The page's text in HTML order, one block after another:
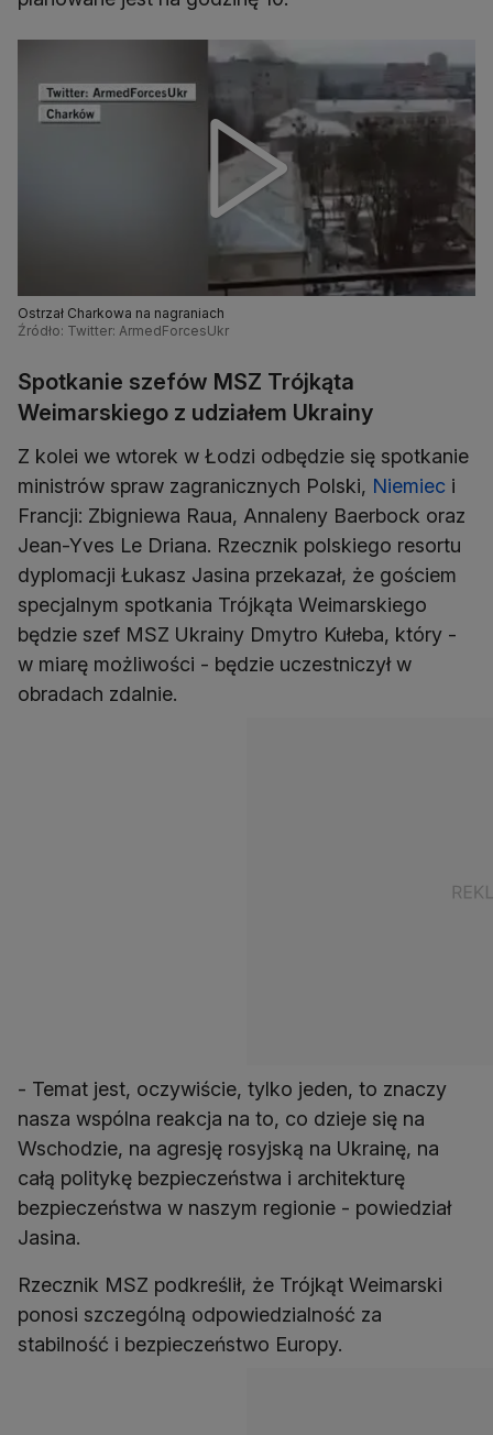
Ostrzał Charkowa na nagraniach
Źródło: Twitter: ArmedForcesUkr
Spotkanie szefów MSZ Trójkąta
Weimarskiego z udziałem Ukrainy
Z kolei we wtorek w Łodzi odbędzie się spotkanie
ministrów spraw zagranicznych Polski, Niemiec i
Francji: Zbigniewa Raua, Annaleny Baerbock oraz
Jean-Yves Le Driana. Rzecznik polskiego resortu
dyplomacji Łukasz Jasina przekazał, że gościem
specjalnym spotkania Trójkąta Weimarskiego
będzie szef MSZ Ukrainy Dmytro Kułeba, który -
w miarę możliwości - będzie uczestniczył w
obradach zdalnie.
- Temat jest, oczywiście, tylko jeden, to znaczy
nasza wspólna reakcja na to, co dzieje się na
Wschodzie, na agresję rosyjską na Ukrainę, na
całą politykę bezpieczeństwa i architekturę
bezpieczeństwa w naszym regionie - powiedział
Jasina.
Rzecznik MSZ podkreślił, że Trójkąt Weimarski
ponosi szczególną odpowiedzialność za
stabilność i bezpieczeństwo Europy.